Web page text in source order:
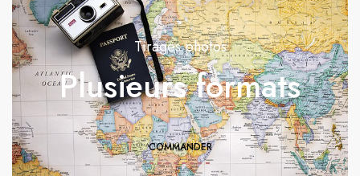
Tirages photos
Plusieurs formats
COMMANDER